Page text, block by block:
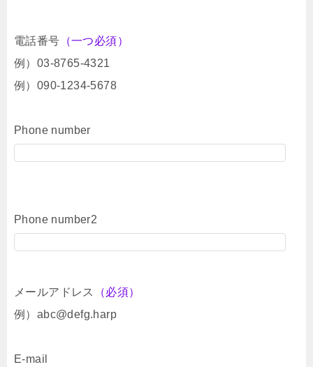
電話番号 （一つ必須）
例）03-8765-4321
例）090-1234-5678
Phone number
Phone number2
メールアドレス
（必須）
例）abc@defg.harp
E-mail